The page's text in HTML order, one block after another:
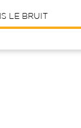
LE BRUIT